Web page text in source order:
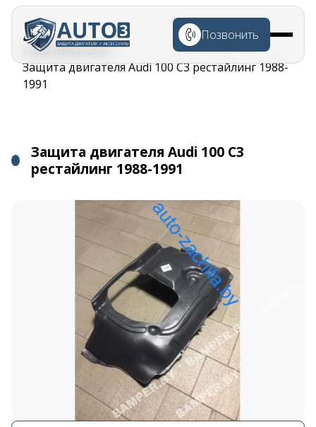
Перейти к
основному
содержанию
Позвонить
Строка
навигации
ГлавнаяКаталог
Защита двигателя Audi 100 C3 рестайлинг 1988-
1991
Защита двигателя Audi 100 C3
рестайлинг 1988-1991